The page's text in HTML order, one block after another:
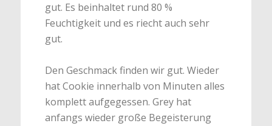
gut. Es beinhaltet rund 80 %
Feuchtigkeit und es riecht auch sehr
gut.
Den Geschmack finden wir gut. Wieder
hat Cookie innerhalb von Minuten alles
komplett aufgegessen. Grey hat
anfangs wieder große Begeisterung